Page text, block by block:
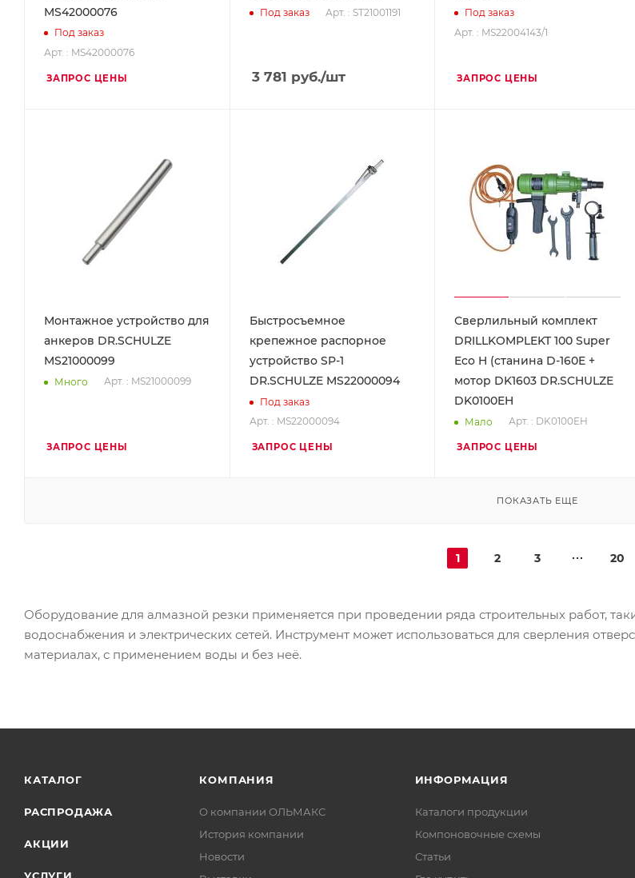
MS42000076
Под заказ
Арт. : MS42000076
ЗАПРОС ЦЕНЫ
Под заказ Арт. : ST21001191
3 781 руб./шт
Под заказ
Арт. : MS22004143/1
ЗАПРОС ЦЕНЫ
Монтажное устройство для
анкеров DR.SCHULZE
MS21000099
Много Арт. : MS21000099
ЗАПРОС ЦЕНЫ
Быстросъемное
крепежное распорное
устройство SP-1
DR.SCHULZE MS22000094
Под заказ
Арт. : MS22000094
ЗАПРОС ЦЕНЫ
Сверлильный комплект
DRILLKOMPLEKT 100 Super
Eco H (станина D-160E +
мотор DK1603 DR.SCHULZE
DK0100EH
Мало Арт. : DK0100EH
ЗАПРОС ЦЕНЫ
ПОКАЗАТЬ ЕЩЕ
1 2 3 20
Оборудование для алмазной резки применяется при проведении ряда строительных работ,
водоснабжения и электрических сетей. Инструмент может использоваться для сверления
материалах, с применением воды и без неё.
КАТАЛОГ
РАСПРОДАЖА
АКЦИИ
КОМПАНИЯ
О компании ОЛЬМАКС
История компании
Новости
ИНФОРМАЦИЯ
Каталоги продукции
Компоновочные схемы
Статьи